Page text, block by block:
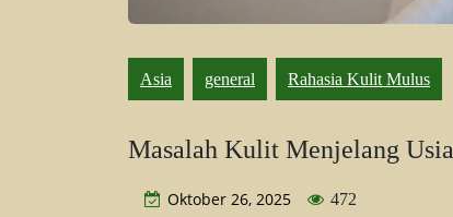
Asia general Rahasia Kulit Mulus
Masalah Kulit Menjelang
Oktober 26, 2025 472